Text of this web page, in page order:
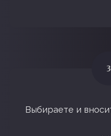
Выбираете и